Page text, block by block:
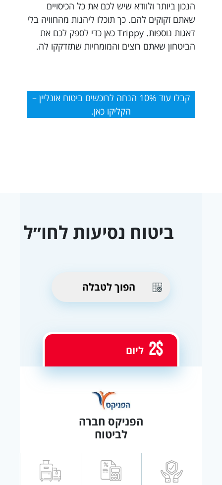
הנכון ביותר ולוודא שיש לכם את כל הכיסויים
שאתם זקוקים להם. כך תוכלו ליהנות מהחוויה בלי
דאגות נוספות. Trippy כאן כדי לספק לכם את
הביטחון שאתם רוצים והמומחיות שתזדקקו לה.
קבלו עוד 10% הנחה לרוכשים ביטוח אונליין –
הקליקו כאן.
הפוך לטבלה
ביטוח נסיעות לחו״ל
הפניקס חברה
לביטוח
2$ ליום